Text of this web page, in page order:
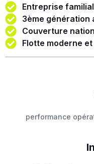
Entreprise
3ème génération
Couverture
Flotte moderne
performance